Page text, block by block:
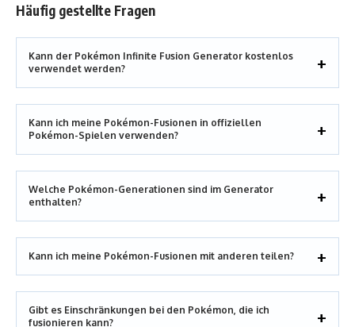
Häufig gestellte Fragen
Kann der Pokémon Infinite Fusion Generator kostenlos
verwendet werden?
Kann ich meine Pokémon-Fusionen in offiziellen
Pokémon-Spielen verwenden?
Welche Pokémon-Generationen sind im Generator
enthalten?
Kann ich meine Pokémon-Fusionen mit anderen teilen?
Gibt es Einschränkungen bei den Pokémon, die ich
fusionieren kann?